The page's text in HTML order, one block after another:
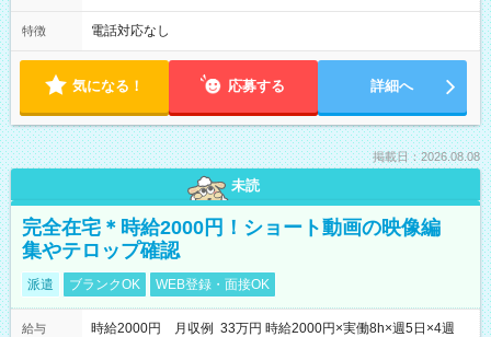
特徴 電話対応なし
気になる！ 応募する 詳細へ
掲載日：2026.08.08
未読
完全在宅＊時給2000円！ショート動画の映像編
集やテロップ確認
派遣 ブランクOK WEB登録・面接OK
給与
時給2000円 月収例 33万円 時給2000円×実働8h×週5日×4週